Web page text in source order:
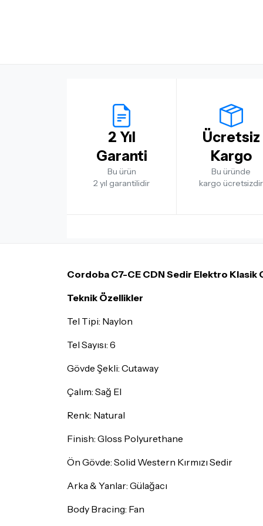
2 Yıl
Garanti
Bu ürün
2 yıl garantilidir
Ücretsiz
Kargo
Bu üründe
kargo ücretsizdir
Cordoba C7-CE CDN Sedir Elektro Klasik
Teknik Özellikler
Tel Tipi: Naylon
Tel Sayısı: 6
Gövde Şekli: Cutaway
Çalım: Sağ El
Renk: Natural
Finish: Gloss Polyurethane
Ön Gövde: Solid Western Kırmızı Sedir
Arka & Yanlar: Gülağacı
Body Bracing: Fan